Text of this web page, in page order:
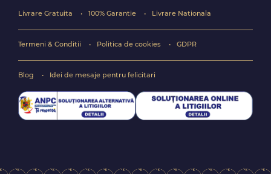
Livrare Gratuita 100% Garantie Livrare Nationala
Termeni & Conditii Politica de cookies GDPR
Blog Idei de mesaje pentru felicitari